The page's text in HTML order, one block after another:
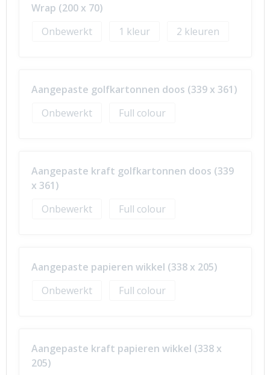
Wrap (200 x 70)
Onbewerkt
1 2
Aangepaste golfkartonnen doos (339 x 361)
Onbewerkt
Full colour
Aangepaste kraft golfkartonnen doos (339
x 361)
Onbewerkt
Full colour
Aangepaste papieren wikkel (338 x 205)
Onbewerkt
Full colour
Aangepaste kraft papieren wikkel (338 x
205)